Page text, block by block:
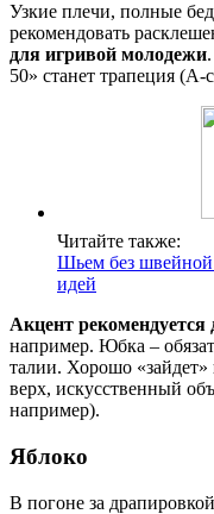
Узкие плечи, полные
рекомендовать
для игривой молодежи
50» станет трапеция (А-
Читайте также:
Шьем без
идей
Акцент рекомендуется
например. Юбка –
талии. Хорошо «зайдет»
верх, искусственный
например).
Яблоко
В погоне за